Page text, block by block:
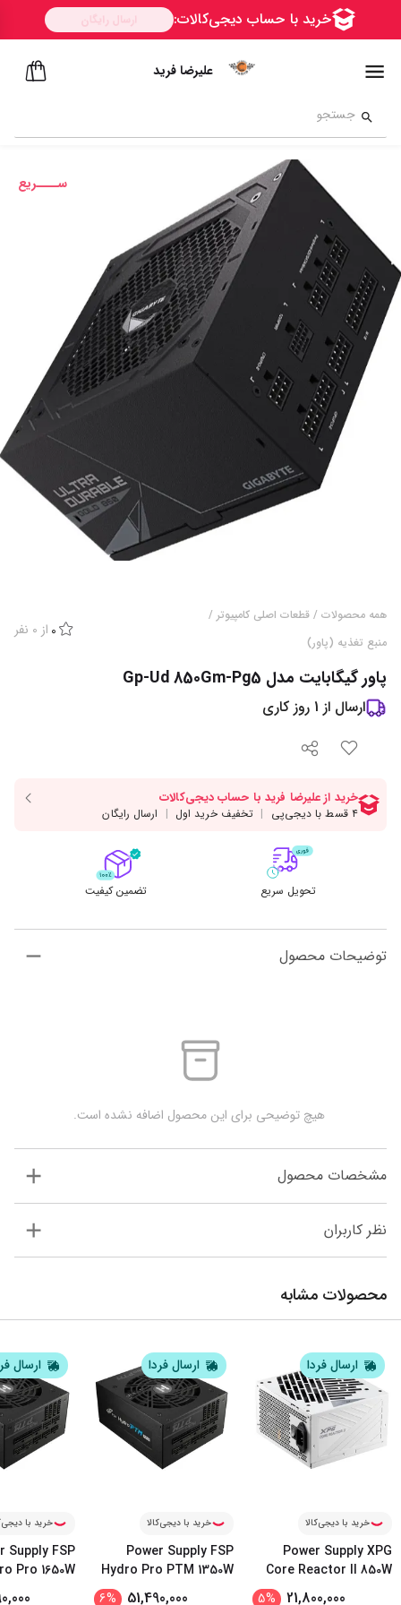
علیرضا فرید
همه محصولات / قطعات اصلی کامپیوتر /
منبع تغذیه (پاور)
0 از 0 نفر
پاور گیگابایت مدل Gp-Ud 850Gm-Pg5
ارسال از 1 روز کاری
تحویل سریع تضمین کیفیت
توضیحات محصول
هیچ توضیحی برای این محصول اضافه نشده است.
مشخصات محصول
نظر کاربران
محصولات مشابه
ارسال فردا
خرید با دیجی‌کالا
Power Supply XPG
Core Reactor II 850W
21,800,000
%
5
ارسال فردا
خرید با دیجی‌کالا
Power Supply FSP
Hydro Pro PTM 1350W
51,490,000
%
6
ارسال
خرید با
Supply FSP
Pro 1650W